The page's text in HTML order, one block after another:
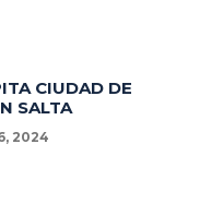
CIUDAD DE
SALTA
2024